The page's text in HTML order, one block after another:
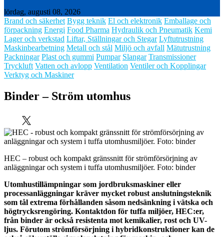
lördag, augusti 08, 2026
Brand och säkerhet Bygg teknik El och elektronik Emballage och
förpackning Energi Food Pharma Hydraulik och Pneumatik Kemi
Lager och verkstad Liftar, Ställningar och Stegar Lyftutrustning
Maskinbearbetning Metall och stål Miljö och avfall Mätutrustning
Packningar Plast och gummi Pumpar Slangar Transmissioner
Tryckluft Vatten och avlopp Ventilation Ventiler och Kopplingar
Verktyg och Maskiner
Binder – Ström utomhus
HEC – robust och kompakt gränssnitt för strömförsörjning av
anläggningar och system i tuffa utomhusmiljöer. Foto: binder
Utomhustillämpningar som jordbruksmaskiner eller
processanläggningar kräver mycket robust anslutningsteknik
som tål extrema förhållanden såsom nedsänkning i vätska och
högtrycksrengöring. Kontaktdon för tuffa miljöer, HEC:er,
från binder är också resistenta mot kemikalier, rost och UV-
ljus. Förutom strömförsörjning i hybridkonstruktioner kan de